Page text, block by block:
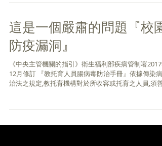
這是一個嚴肅的問題『校園
防疫漏洞』
《中央主管機關的指引》衛生福利部疾病管制署2017
12月修訂 『教托育人員腸病毒防治手冊』依據傳染病
治法之規定,教托育機構對於所收容或托育之人員,須善
至6%,以喝湯...